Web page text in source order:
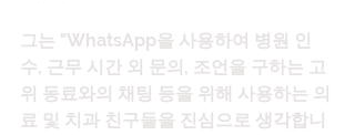
그는 "WhatsApp을 사용하여 병원 인
수, 근무 시간 외 문의, 조언을 구하는 고
위 동료와의 채팅 등을 위해 사용하는 의
료 및 치과 친구들을 진심으로 생각합니